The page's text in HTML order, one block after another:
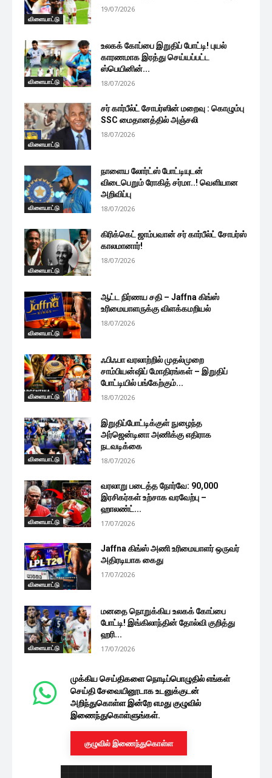
விளையாட்டு
19/07/2026
விளையாட்டு
உலகக் கோப்பை இறுதிப் போட்டி! புயல்
காரணமாக இரத்து செய்யப்பட்ட
ஸ்பெயினின்...
18/07/2026
விளையாட்டு
சர் கார்பீல்ட் சோபர்ஸின் மறைவு : கொழும்பு
SSC மைதானத்தில் அஞ்சலி
18/07/2026
விளையாட்டு
நாளைய லோர்ட்ஸ் போட்டியுடன்
விடைபெறும் ரோகித் சர்மா..! வெளியான
அறிவிப்பு
18/07/2026
விளையாட்டு
கிரிக்கெட் ஜாம்பவான் சர் கார்பீல்ட் சோபர்ஸ்
காலமானார்!
18/07/2026
விளையாட்டு
ஆட்ட நிர்ணய சதி – Jaffna கிங்ஸ்
உரிமையாளருக்கு விளக்கமறியல்
18/07/2026
விளையாட்டு
ஃபிஃபா வரலாற்றில் முதல்முறை
சாம்பியன்ஷிப் மோதிரங்கள் – இறுதிப்
போட்டியில் பங்கேற்கும்...
18/07/2026
விளையாட்டு
இறுதிப்போட்டிக்குள் நுழைந்த
அர்ஜென்டினா அணிக்கு எதிராக
நடவடிக்கை
18/07/2026
விளையாட்டு
வரலாறு படைத்த நோர்வே: 90,000
இரசிகர்கள் உற்சாக வரவேற்பு –
ஹாலண்ட்...
17/07/2026
விளையாட்டு
Jaffna கிங்ஸ் அணி உரிமையாளர் ஒருவர்
அதிரடியாக கைது
17/07/2026
விளையாட்டு
மனதை நொறுக்கிய உலகக் கோப்பை
போட்டி! இங்கிலாந்தின் தோல்வி குறித்து
ஹரி...
17/07/2026
முக்கிய செய்திகளை நொடிப்பொழுதில் எங்கள்
செய்தி சேவையினூடாக உடனுக்குடன்
அறிந்துகொள்ள இன்றே எமது குழுவில்
இணைந்துகொள்ளுங்கள்.
குழுவில் இணைந்துகொள்ள